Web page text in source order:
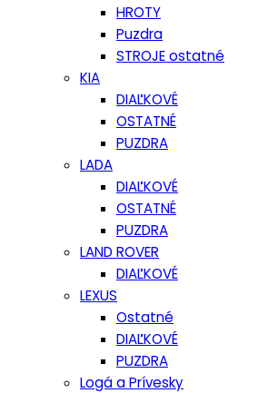
HROTY
Puzdra
STROJE ostatné
KIA
DIAĽKOVÉ
OSTATNÉ
PUZDRA
LADA
DIAĽKOVÉ
OSTATNÉ
PUZDRA
LAND ROVER
DIAĽKOVÉ
LEXUS
Ostatné
DIAĽKOVÉ
PUZDRA
Logá a Prívesky